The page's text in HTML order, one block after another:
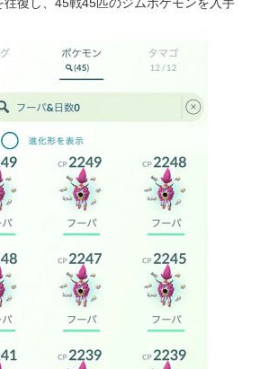
復し、45戦45匹のジムポケモンを入手